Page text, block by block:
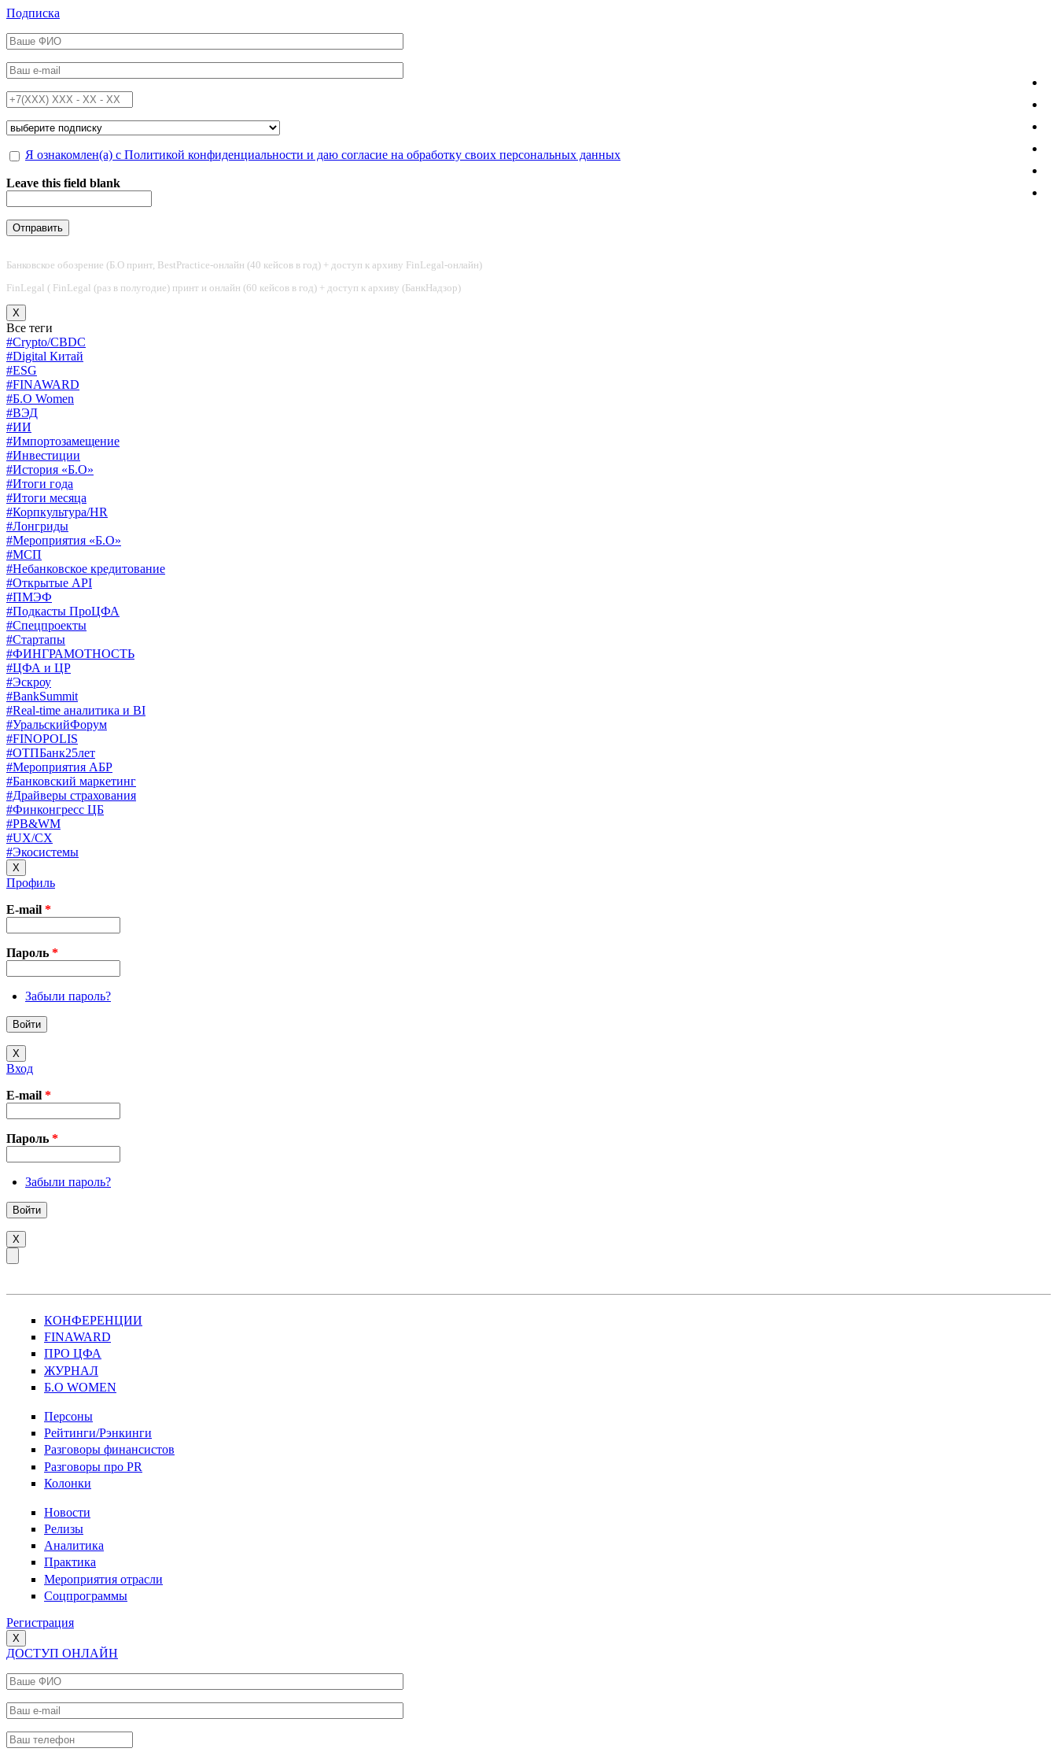
Перейти к основному содержанию
Подписка
ФИО*
Email*
Телефон*
Подписка на*
Обработка персональных данных*
Я ознакомлен(а) с Политикой конфиденциальности и даю согласие на обработку своих персональных данных
Leave this field blank
Банковское обозрение (Б.О принт, BestPractice-онлайн (40 кейсов в год) + доступ к архиву FinLegal-онлайн)
FinLegal ( FinLegal (раз в полугодие) принт и онлайн (60 кейсов в год) + доступ к архиву (БанкНадзор)
X
Все теги
#Crypto/CBDC
#Digital Китай
#ESG
#FINAWARD
#Б.О Women
#ВЭД
#ИИ
#Импортозамещение
#Инвестиции
#История «Б.О»
#Итоги года
#Итоги месяца
#Корпкультура/HR
#Лонгриды
#Мероприятия «Б.О»
#МСП
#Небанковское кредитование
#Открытые API
#ПМЭФ
#Подкасты ПроЦФА
#Спецпроекты
#Стартапы
#ФИНГРАМОТНОСТЬ
#ЦФА и ЦР
#Эскроу
#BankSummit
#Real-time аналитика и BI
#УральскийФорум
#FINOPOLIS
#ОТПБанк25лет
#Мероприятия АБР
#Банковский маркетинг
#Драйверы страхования
#Финконгресс ЦБ
#PB&WM
#UX/CX
#Экосистемы
X
Профиль
E-mail *
Пароль *
Забыли пароль?
X
Вход
E-mail *
Пароль *
Забыли пароль?
X
КОНФЕРЕНЦИИ
FINAWARD
ПРО ЦФА
ЖУРНАЛ
Б.О WOMEN
Персоны
Рейтинги/Рэнкинги
Разговоры финансистов
Разговоры про PR
Колонки
Новости
Релизы
Аналитика
Практика
Мероприятия отрасли
Соцпрограммы
Регистрация
X
ДОСТУП ОНЛАЙН
Ваше ФИО
Ваш e-mail
Ваш телефон